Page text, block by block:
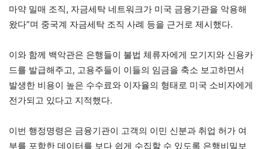
마약 밀매 조직, 자금세탁 네트워크가 미국 금융기관을 악용해
왔다”며 중국계 자금세탁 조직 사례 등을 근거로 제시했다.
이와 함께 백악관은 은행들이 불법 체류자에게 모기지와 신용카
드를 발급해주고, 고용주들이 이들의 임금을 축소 보고하면서
발생한 비용이 높은 수수료와 이자율의 형태로 미국 소비자에게
전가되고 있다고 지적했다.
이번 행정명령은 금융기관이 고객의 이민 신분과 취업 허가 여
부를 포함한 데이터를 보다 쉽게 수집할 수 있도록 은행비밀보